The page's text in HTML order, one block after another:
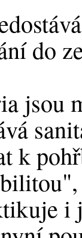
do
jsou
k
i